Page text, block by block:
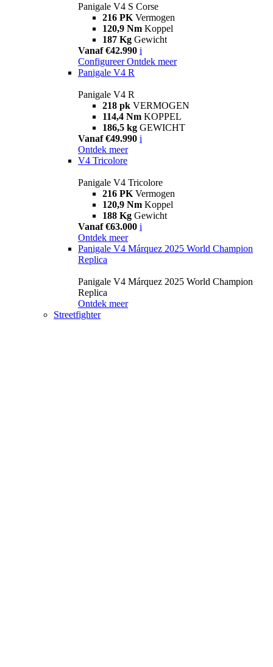
Panigale V4 S Corse
216 PK Vermogen
120,9 Nm Koppel
187 Kg Gewicht
Vanaf €42.990 i
Configureer Ontdek meer
Panigale V4 R
Panigale V4 R
218 pk VERMOGEN
114,4 Nm KOPPEL
186,5 kg GEWICHT
Vanaf €49.990 i
Ontdek meer
V4 Tricolore
Panigale V4 Tricolore
216 PK Vermogen
120,9 Nm Koppel
188 Kg Gewicht
Vanaf €63.000 i
Ontdek meer
Panigale V4 Márquez 2025 World Champion
Replica
Panigale V4 Márquez 2025 World Champion
Replica
Ontdek meer
Streetfighter